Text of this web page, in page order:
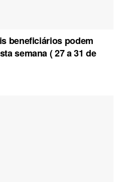
beneficiários podem
semana ( 27 a 31 de